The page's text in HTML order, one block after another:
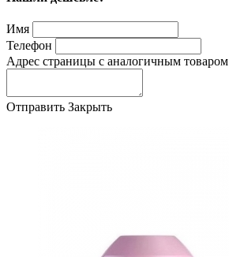
Имя
Телефон
Адрес страницы с аналогичным товаром
Отправить Закрыть